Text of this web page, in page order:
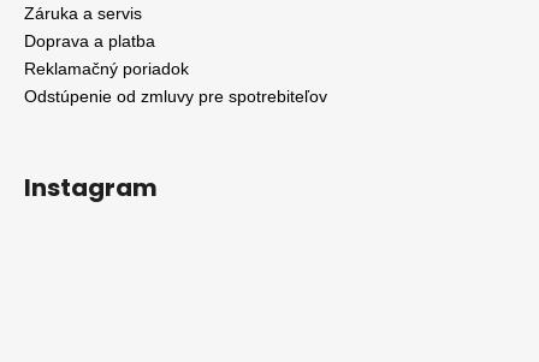
Záruka a servis
Doprava a platba
Reklamačný poriadok
Odstúpenie od zmluvy pre spotrebiteľov
Instagram